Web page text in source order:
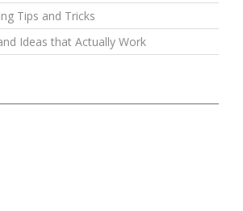
Tips and Tricks
Ideas that Actually Work